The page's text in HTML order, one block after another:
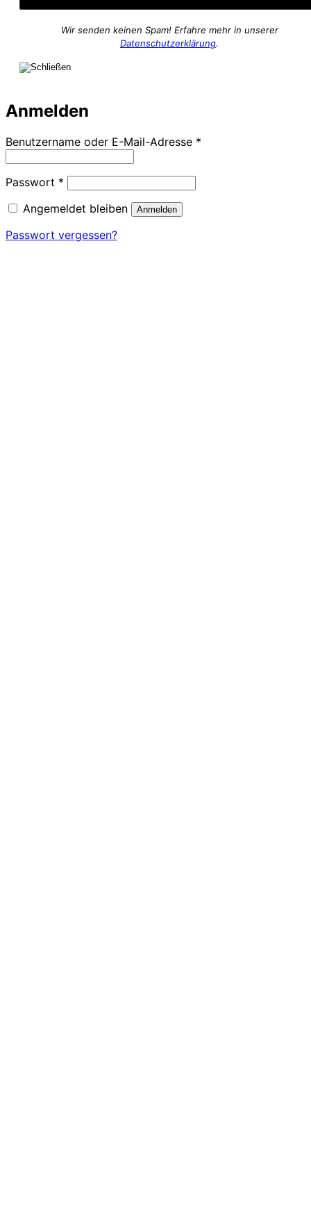
Wir senden keinen Spam! Erfahre mehr in unserer
Datenschutzerklärung.
Anmelden
Benutzername oder E-Mail-Adresse *
Passwort * Erforderlich
Angemeldet bleiben
Anmelden
Passwort vergessen?